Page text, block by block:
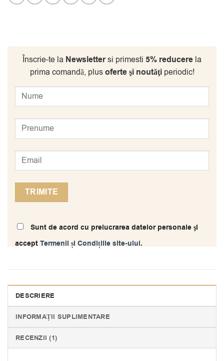
Înscrie-te la Newslettersi primesti 5% reducere la
prima comandă, plusoferte şi noutăţiperiodic!
Sunt de acord cu prelucrarea datelor personale şi
acceptTermenii și Condițiile site-ului.
DESCRIERE
INFORMAȚII SUPLIMENTARE
RECENZII (1)